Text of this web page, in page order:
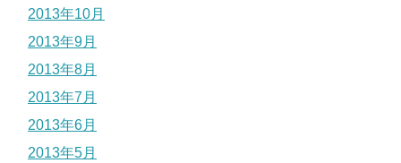
2013年10月
2013年9月
2013年8月
2013年7月
2013年6月
2013年5月